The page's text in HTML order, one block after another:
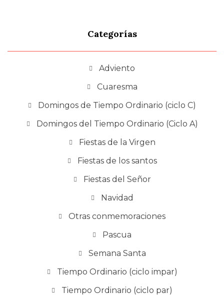
Categorías
Adviento
Cuaresma
Domingos de Tiempo Ordinario (ciclo C)
Domingos del Tiempo Ordinario (Ciclo A)
Fiestas de la Virgen
Fiestas de los santos
Fiestas del Señor
Navidad
Otras conmemoraciones
Pascua
Semana Santa
Tiempo Ordinario (ciclo impar)
Tiempo Ordinario (ciclo par)